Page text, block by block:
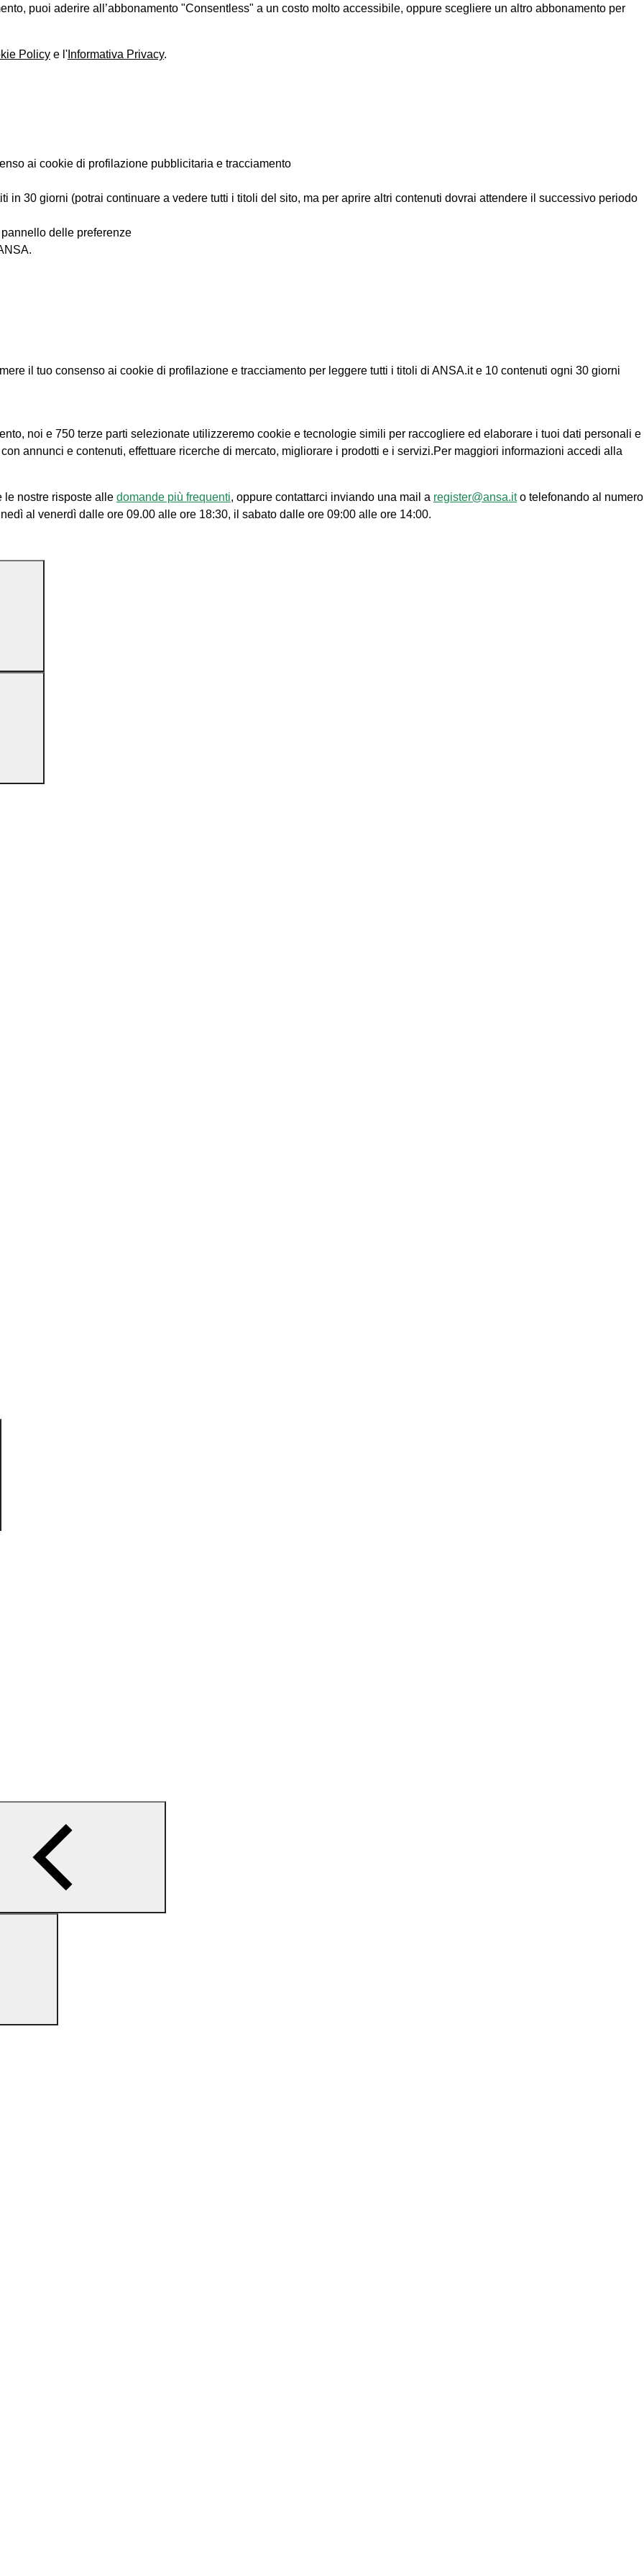
puoi aderire all’abbonamento "Consentless" a un costo molto accessibile, oppure scegliere un altro abbonamento per
Policy e l' Informativa Privacy.
ai cookie di profilazione pubblicitaria e tracciamento
in 30 giorni (potrai continuare a vedere tutti i titoli del sito, ma per aprire altri contenuti dovrai attendere il successivo periodo
delle preferenze
il tuo consenso ai cookie di profilazione e tracciamento per leggere tutti i titoli di ANSA.it e 10 contenuti ogni 30 giorni
noi e 750 terze parti selezionate utilizzeremo cookie e tecnologie simili per raccogliere ed elaborare i tuoi dati personali e
annunci e contenuti, effettuare ricerche di mercato, migliorare i prodotti e i servizi.Per maggiori informazioni accedi alla
le nostre risposte alle domande più frequenti, oppure contattarci inviando una mail a register@ansa.ito telefonando al numero
al venerdì dalle ore 09.00 alle ore 18:30, il sabato dalle ore 09:00 alle ore 14:00.